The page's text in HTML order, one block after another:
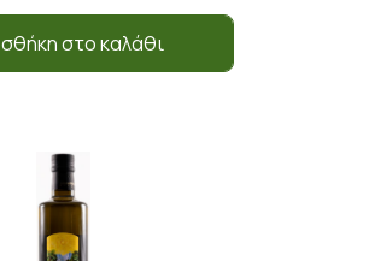
στο καλάθι